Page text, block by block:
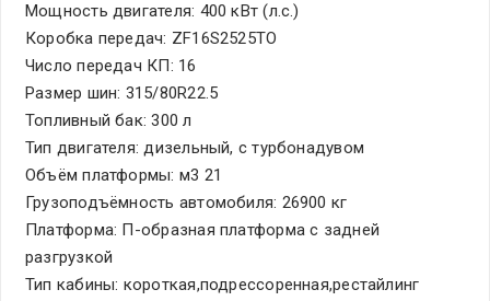
Мощность двигателя: 400 кВт (л.с.)
Коробка передач: ZF16S2525TO
Число передач КП: 16
Размер шин: 315/80R22.5
Топливный бак: 300 л
Тип двигателя: дизельный, с турбонадувом
Объём платформы: м3 21
Грузоподъёмность автомобиля: 26900 кг
Платформа: П-образная платформа с задней
разгрузкой
Тип кабины: короткая,подрессоренная,рестайлинг